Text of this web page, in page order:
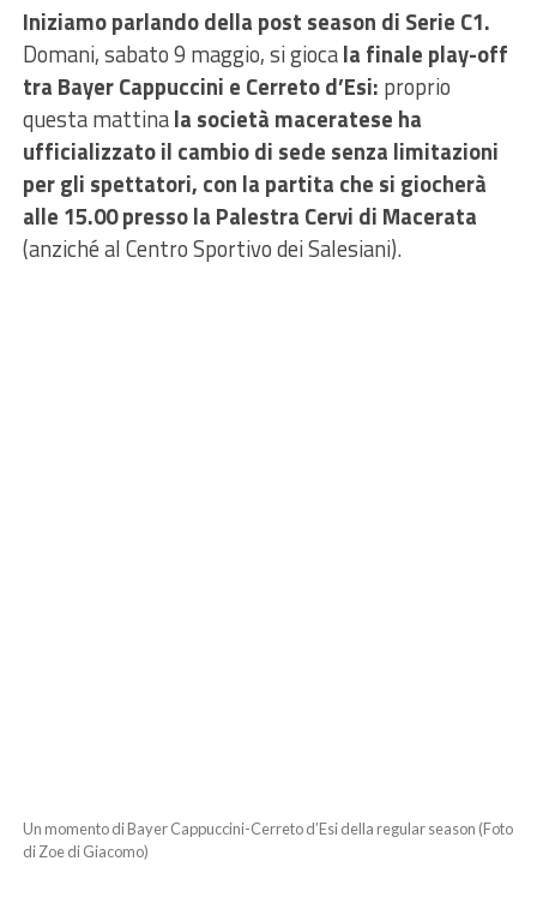
Iniziamo parlando della post season di Serie C1.
Domani, sabato 9 maggio, si giocala finale play-off
tra Bayer Cappuccini e Cerreto d’Esi: proprio
questa mattinala società maceratese ha
ufficializzato il cambio di sede senza limitazioni
per gli spettatori, con la partita che si giocherà
alle 15.00 presso la Palestra Cervi di Macerata
(anziché al Centro Sportivo dei Salesiani).
Un momento di Bayer Cappuccini-Cerreto d’Esi della regular season (Foto
di Zoe di Giacomo)